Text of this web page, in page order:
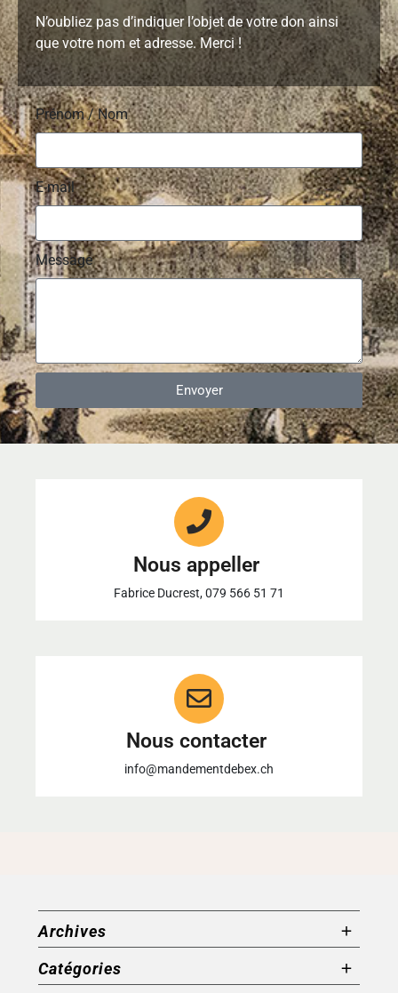
N’oubliez pas d’indiquer l’objet de votre don ainsi
que votre nom et adresse. Merci !
Prénom / Nom
E-mail
Message
Envoyer
Alternative:
Nous appeller
Fabrice Ducrest, 079 566 51 71
Nous contacter
info@mandementdebex.ch
Archives
Catégories